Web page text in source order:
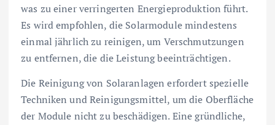
was zu einer verringerten Energieproduktion führt.
Es wird empfohlen, die Solarmodule mindestens
einmal jährlich zu reinigen, um Verschmutzungen
zu entfernen, die die Leistung beeinträchtigen.
Die Reinigung von Solaranlagen erfordert spezielle
Techniken und Reinigungsmittel, um die Oberfläche
der Module nicht zu beschädigen. Eine gründliche,